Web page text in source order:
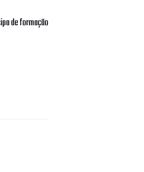
de formação